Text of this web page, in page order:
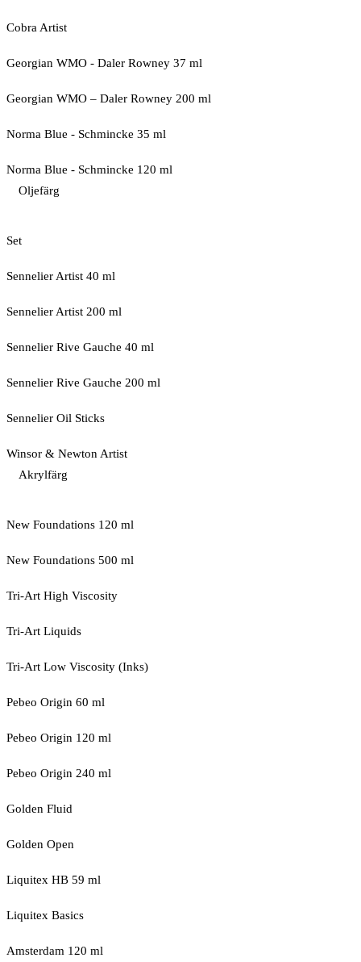
Cobra Artist
Georgian WMO - Daler Rowney 37 ml
Georgian WMO – Daler Rowney 200 ml
Norma Blue - Schmincke 35 ml
Norma Blue - Schmincke 120 ml
Oljefärg
Set
Sennelier Artist 40 ml
Sennelier Artist 200 ml
Sennelier Rive Gauche 40 ml
Sennelier Rive Gauche 200 ml
Sennelier Oil Sticks
Winsor & Newton Artist
Akrylfärg
New Foundations 120 ml
New Foundations 500 ml
Tri-Art High Viscosity
Tri-Art Liquids
Tri-Art Low Viscosity (Inks)
Pebeo Origin 60 ml
Pebeo Origin 120 ml
Pebeo Origin 240 ml
Golden Fluid
Golden Open
Liquitex HB 59 ml
Liquitex Basics
Amsterdam 120 ml